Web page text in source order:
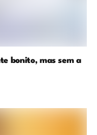
bonito, mas sem a